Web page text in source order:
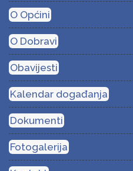
O Općini
O Dobravi
Obavijesti
Kalendar događanja
Dokumenti
Fotogalerija